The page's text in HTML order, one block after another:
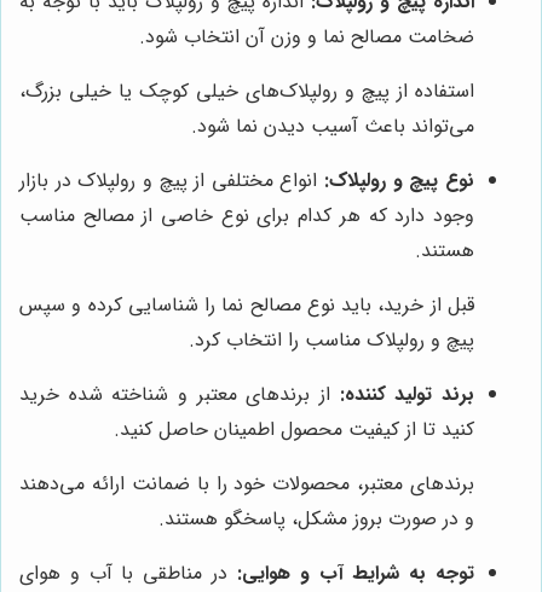
ضخامت مصالح نما و وزن آن انتخاب شود.
استفاده از پیچ و رولپلاک‌های خیلی کوچک یا خیلی بزرگ،
می‌تواند باعث آسیب دیدن نما شود.
نوع پیچ و رولپلاک: انواع مختلفی از پیچ و رولپلاک در بازار
وجود دارد که هر کدام برای نوع خاصی از مصالح مناسب
هستند.
قبل از خرید، باید نوع مصالح نما را شناسایی کرده و سپس
پیچ و رولپلاک مناسب را انتخاب کرد.
برند تولید کننده: از برندهای معتبر و شناخته شده خرید
کنید تا از کیفیت محصول اطمینان حاصل کنید.
برندهای معتبر، محصولات خود را با ضمانت ارائه می‌دهند
و در صورت بروز مشکل، پاسخگو هستند.
توجه به شرایط آب و هوایی: در مناطقی با آب و هوای